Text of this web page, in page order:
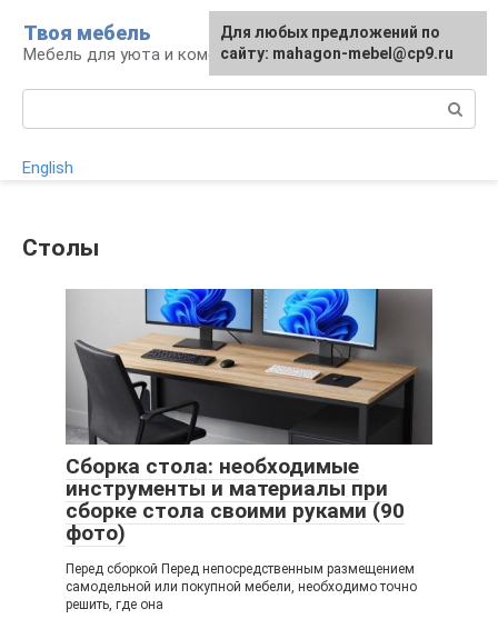
контенту
Твоя мебель
Мебель для уюта и комфорта
English
Столы
Сборка стола: необходимые
инструменты и материалы при
сборке стола своими руками (90
фото)
Перед сборкой Перед непосредственным размещением
самодельной или покупной мебели, необходимо точно
решить, где она
Для любых предложений по
сайту: mahagon-mebel@cp9.ru
Для любых предложений по
сайту: mahagon-mebel@cp9.ru